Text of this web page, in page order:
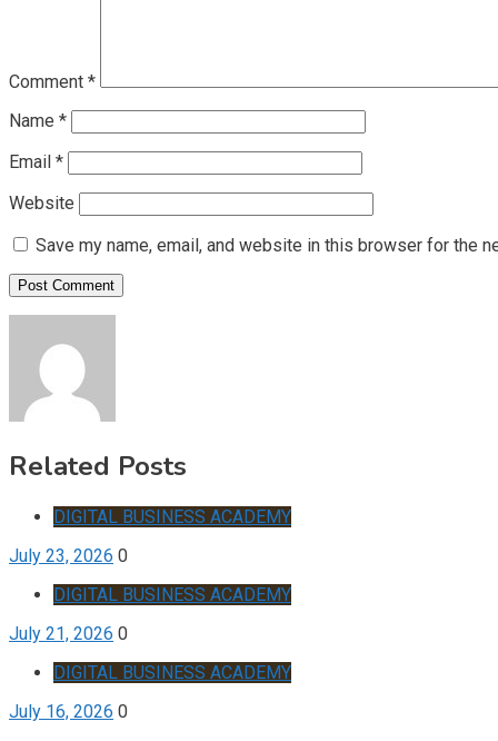
Comment *
Name *
Email *
Website
Save my name, email, and website in this browser for the
Related Posts
DIGITAL BUSINESS ACADEMY
July 23, 2026 0
DIGITAL BUSINESS ACADEMY
July 21, 2026 0
DIGITAL BUSINESS ACADEMY
July 16, 2026 0